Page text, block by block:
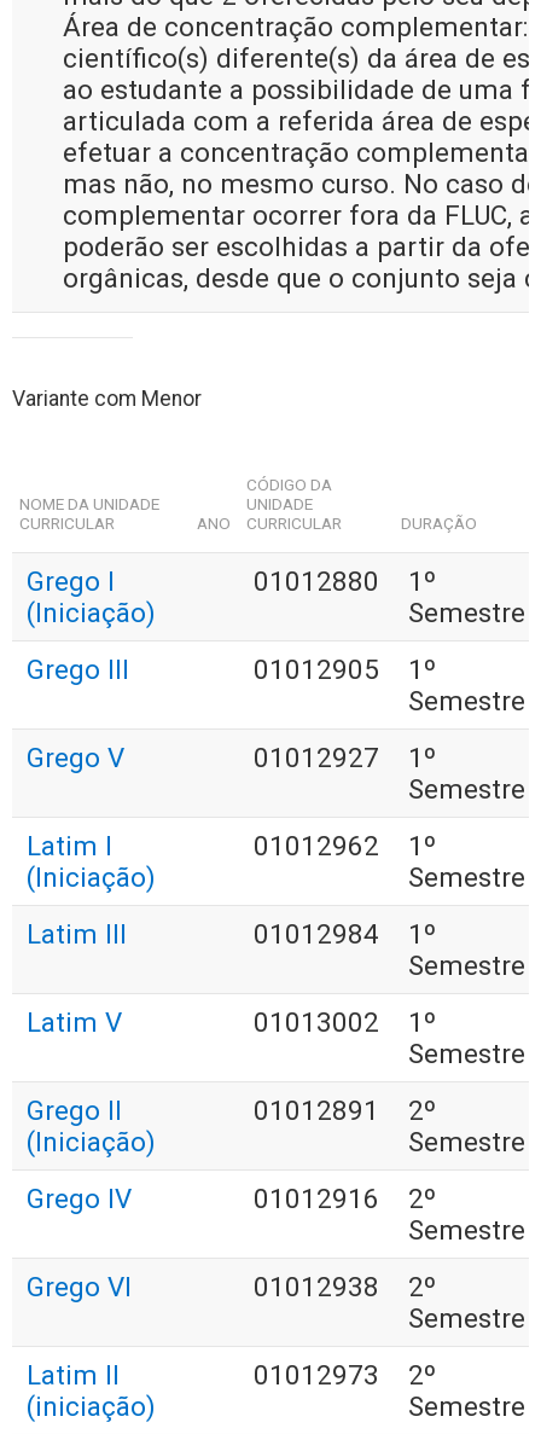
Área de concentração complementar:
científico(s) diferente(s) da área de
ao estudante a possibilidade de uma
articulada com a referida área de
efetuar a concentração
mas não, no mesmo curso. No caso
complementar ocorrer fora da FLUC,
poderão ser escolhidas a partir da
orgânicas, desde que o conjunto seja
Variante com Menor
NOME DA UNIDADE
CURRICULAR
ANO
CÓDIGO DA
UNIDADE
CURRICULAR
DURAÇÃO
Grego I
(Iniciação)
01012880
1º
Semestre
Grego III
01012905
1º
Semestre
Grego V
01012927
1º
Semestre
Latim I
(Iniciação)
01012962
1º
Semestre
Latim III
01012984
1º
Semestre
Latim V
01013002
1º
Semestre
Grego II
(Iniciação)
01012891
2º
Semestre
Grego IV
01012916
2º
Semestre
Grego VI
01012938
2º
Semestre
Latim II
(iniciação)
01012973
2º
Semestre